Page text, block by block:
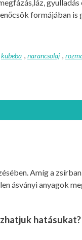
gyulladás
formájában is
kubeba , narancsolaj ,
Amíg a
ásványi anyagok
hatásukat?